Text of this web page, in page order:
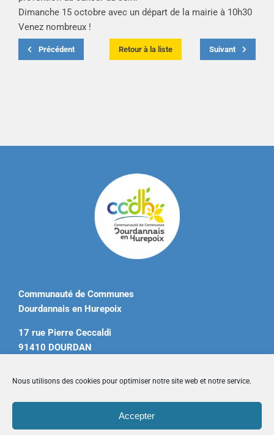
Nous utilisons des cookies pour optimiser notre site web et notre service.
Accepter
Dimanche 15 octobre avec un départ de la mairie à 10h30
Venez nombreux !
Précédent Retour à la liste Suivant
Communauté de Communes
Dourdannais en Hurepoix
17 rue Pierre Ceccaldi
91410 DOURDAN
contact@ccdourdannais.com
Accueil|Plan du site|Mentions légales|Contactez-nous